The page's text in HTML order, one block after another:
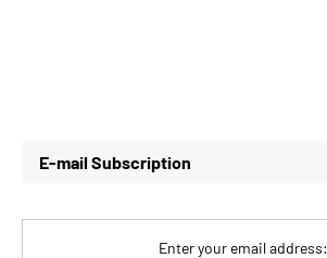
E-mail Subscription
Enter your email address: